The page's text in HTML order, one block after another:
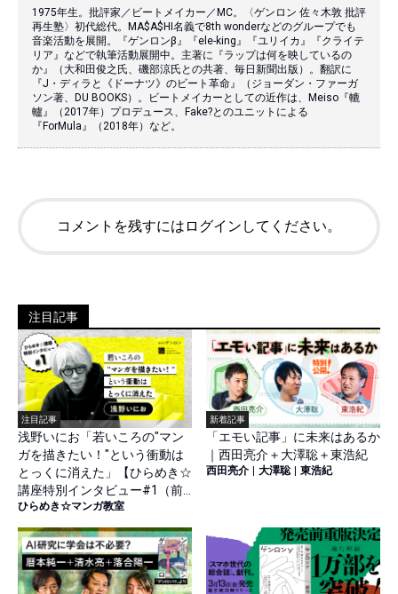
1975年生。批評家／ビートメイカー／MC。〈ゲンロン 佐々木敦 批評
再生塾〉初代総代。MA$A$HI名義で8th wonderなどのグループでも
音楽活動を展開。『ゲンロンβ』『ele-king』『ユリイカ』『クライテ
リア』などで執筆活動展開中。主著に『ラップは何を映しているの
か』（大和田俊之氏、磯部涼氏との共著、毎日新聞出版）。翻訳に
『J・ディラと《ドーナツ》のビート革命』（ジョーダン・ファーガ
ソン著、DU BOOKS）。ビートメイカーとしての近作は、Meiso『轆
轤』（2017年）プロデュース、Fake?とのユニットによる
『ForMula』（2018年）など。
コメントを残すにはログインしてください。
注目記事
注目記事
浅野いにお「若いころの"マン
ガを描きたい！"という衝動は
とっくに消えた」【ひらめき☆
講座特別インタビュー#1（前
篇）】
ひらめき☆マンガ教室
新着記事
「エモい記事」に未来はあるか
｜西田亮介＋大澤聡＋東浩紀
西田亮介 | 大澤聡 | 東浩紀